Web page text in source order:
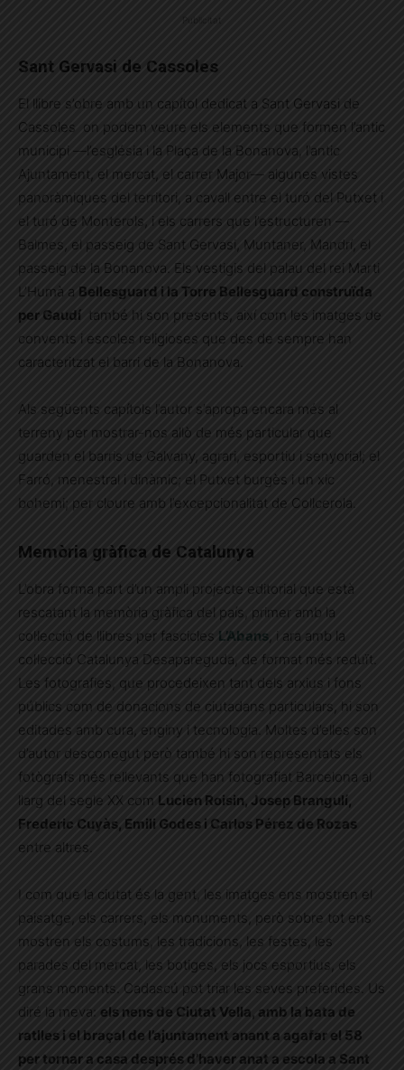
Sant Gervasi de Cassoles
El llibre s’obre amb un capítol dedicat a Sant Gervasi de
Cassoles on podem veure els elements que formen l’antic
municipi —l’església i la Plaça de la Bonanova, l’antic
Ajuntament, el mercat, el carrer Major— algunes vistes
panoràmiques del territori, a cavall entre el turó del Putxet i
el turó de Monterols, i els carrers que l’estructuren —
Balmes, el passeig de Sant Gervasi, Muntaner, Mandrí, el
passeig de la Bonanova. Els vestigis del palau del rei Marti
L’Humà a Bellesguard i la Torre Bellesguard construïda
per Gaudí també hi son presents, així com les imatges de
convents i escoles religioses que des de sempre han
caracteritzat el barri de la Bonanova.
Als següents capítols l’autor s’apropa encara més al
terreny per mostrar-nos allò de més particular que
guarden el barris de Galvany, agrari, esportiu i senyorial; el
Farró, menestral i dinàmic; el Putxet burgès i un xic
bohemi; per cloure amb l’excepcionalitat de Collcerola.
Memòria gràfica de Catalunya
L’obra forma part d’un ampli projecte editorial que està
rescatant la memòria gràfica del país, primer amb la
col·lecció de llibres per fascicles L’Abans, i ara amb la
col·lecció Catalunya Desapareguda, de format més reduït.
Les fotografies, que procedeixen tant dels arxius i fons
públics com de donacions de ciutadans particulars, hi son
editades amb cura, enginy i tecnologia. Moltes d’elles son
d’autor desconegut però també hi son representats els
fotògrafs més rellevants que han fotografiat Barcelona al
llarg del segle XX com Lucien Roisin, Josep Brangulí,
Frederic Cuyàs, Emili Godes i Carlos Pérez de Rozas
entre altres.
I com que la ciutat és la gent, les imatges ens mostren el
paisatge, els carrers, els monuments, però sobre tot ens
mostren els costums, les tradicions, les festes, les
parades del mercat, les botiges, els jocs esportius, els
grans moments. Cadascú pot triar les seves preferides. Us
diré la meva: els nens de Ciutat Vella, amb la bata de
ratlles i el braçal de l’ajuntament anant a agafar el 58
per tornar a casa després d’haver anat a escola a Sant